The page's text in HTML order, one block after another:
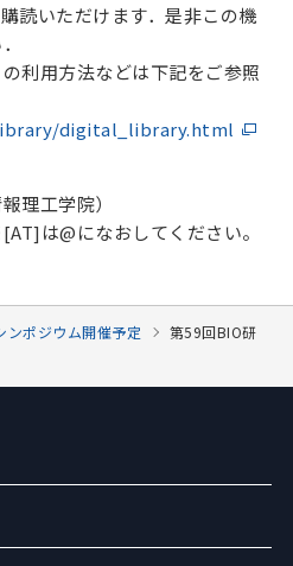
読いただけます．是非この機
利用方法などは下記をご参照
digital_library.html
理工学院）
は@になおしてください。
ンポジウム開催予定
第59回BIO研